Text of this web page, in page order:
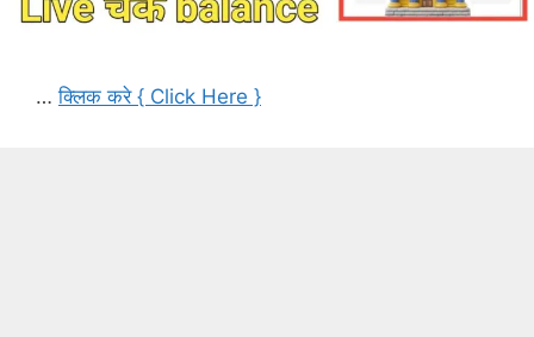
…क्लिक करे { Click Here }